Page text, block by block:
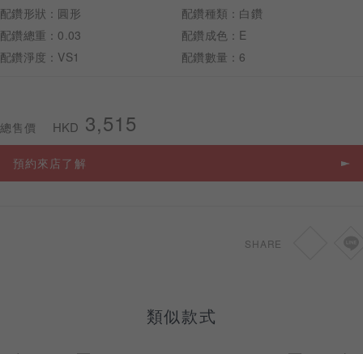
預約來店
配鑽形狀：圓形
配鑽種類：白鑽
配鑽總重：0.03
配鑽成色：E
配鑽淨度：VS1
配鑽數量：6
總售價 HKD 3,515
預約來店了解
SHARE
類似款式